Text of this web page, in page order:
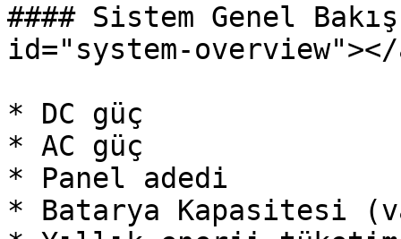
#### Sistem Genel
id="system-overview"></
* DC güç
* AC güç
* Panel adedi
* Batarya Kapasitesi